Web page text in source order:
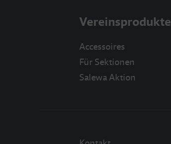
Vereinsprodukte
Accessoires
Für Sektionen
Salewa Aktion